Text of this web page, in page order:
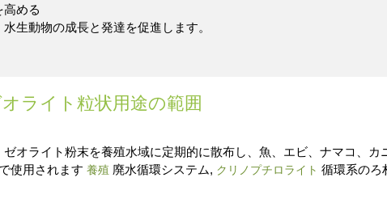
高める
生動物の成長と発達を促進します。
ライト粒状用途の範囲
オライト粉末を養殖水域に定期的に散布し、魚、エビ、ナマコ、
使用されます 養殖 廃水循環システム, クリノプチロライト 循環系のろ